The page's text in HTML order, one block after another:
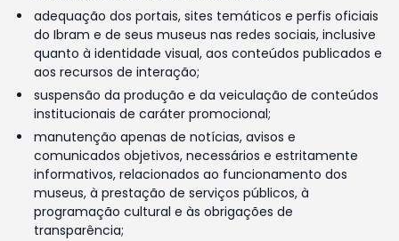
adequação dos portais, sites temáticos e perfis oficiais
do Ibram e de seus museus nas redes sociais, inclusive
quanto à identidade visual, aos conteúdos publicados e
aos recursos de interação;
suspensão da produção e da veiculação de conteúdos
institucionais de caráter promocional;
manutenção apenas de notícias, avisos e
comunicados objetivos, necessários e estritamente
informativos, relacionados ao funcionamento dos
museus, à prestação de serviços públicos, à
programação cultural e às obrigações de
transparência;